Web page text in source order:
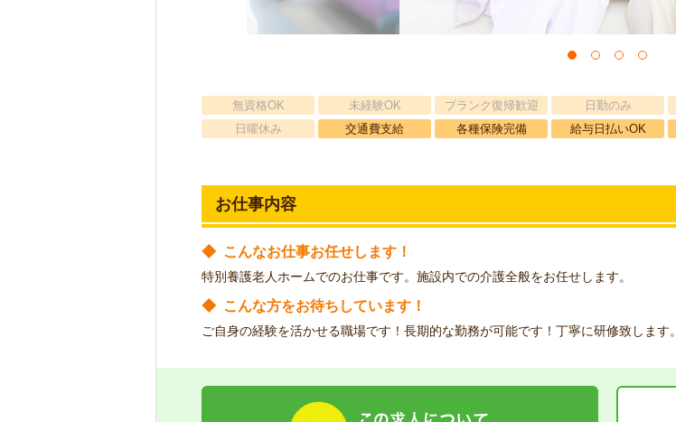
無資格OK 未経験OK ブランク復帰歓迎 日勤のみ
日曜休み
交通費支給 各種保険完備 給与日払いOK
お仕事内容
◆ こんなお仕事お任せします！
特別養護老人ホームでのお仕事です。施設内での介護全般をお任せします。
◆ こんな方をお待ちしています！
ご自身の経験を活かせる職場です！長期的な勤務が可能です！丁寧に研修致します。